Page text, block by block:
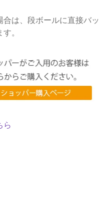
は、段ボールに直接バッ
。
ら